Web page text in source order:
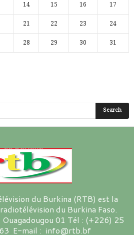
14 15 16 17
21 22 23 24
28 29 30 31
du Burkina (RTB) est la
du Burkina Faso.
01 Tél : (+226) 25
E-mail : info@rtb.bf